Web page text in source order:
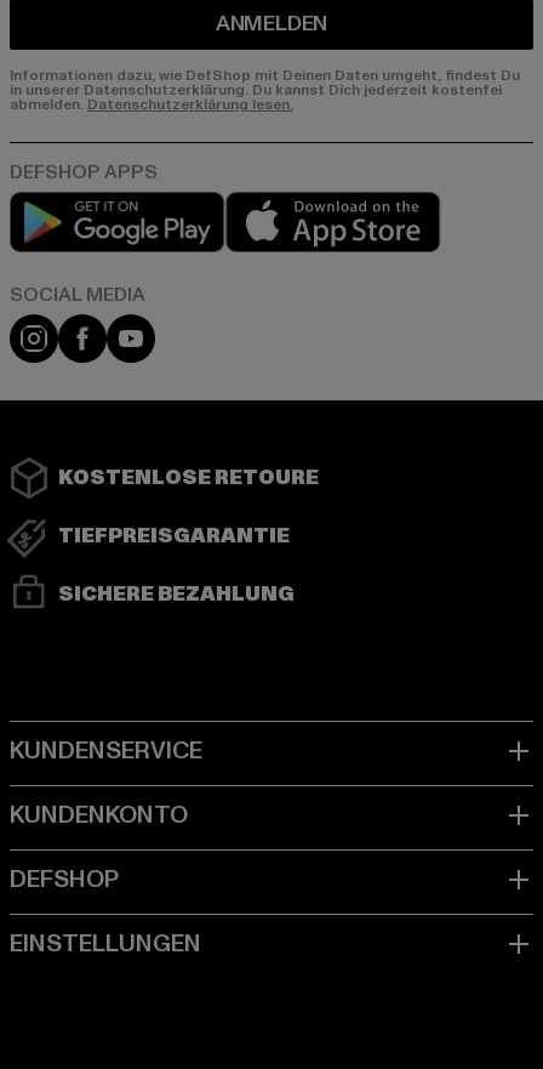
ANMELDEN
Informationen dazu, wie DefShop mit Deinen Daten umgeht, findest Du
in unserer Datenschutzerklärung. Du kannst Dich jederzeit kostenfei
abmelden. Datenschutzerklärung lesen.
Play market
Instagram
FacebookYouTube
KOSTENLOSE RETOURE
TIEFPREISGARANTIE
SICHERE BEZAHLUNG